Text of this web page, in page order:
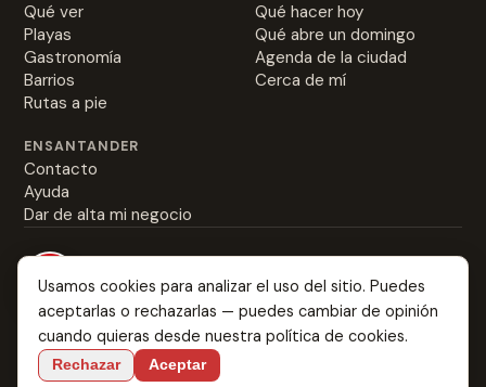
Qué ver
Playas
Gastronomía
Barrios
Rutas a pie
Qué hacer hoy
Qué abre un domingo
Agenda de la ciudad
Cerca de mí
ENSANTANDER
Contacto
Ayuda
Dar de alta mi negocio
Everything about Santander: from the best rabas to
where you might fall in love.
Language:
Usamos cookies para analizar el uso del sitio. Puedes
aceptarlas o rechazarlas — puedes cambiar de opinión
cuando quieras desde nuestra política de cookies.
Rechazar Aceptar